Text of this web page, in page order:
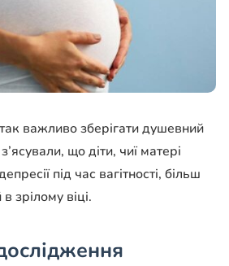
так важливо зберігати душевний
що діти, чиї матері
під час вагітності, більш
зрілому віці.